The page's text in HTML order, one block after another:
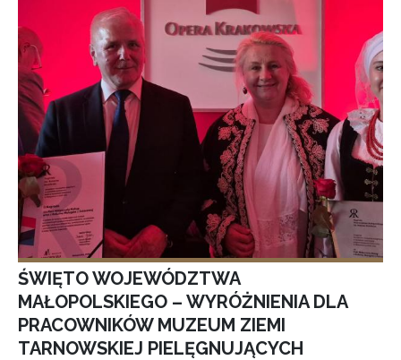
ŚWIĘTO WOJEWÓDZTWA
MAŁOPOLSKIEGO – WYRÓŻNIENIA DLA
PRACOWNIKÓW MUZEUM ZIEMI
TARNOWSKIEJ PIELĘGNUJĄCYCH